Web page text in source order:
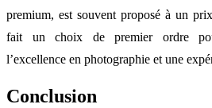
premium, est souvent proposé à un
fait un choix de premier ordre
l’excellence en photographie et une
Conclusion